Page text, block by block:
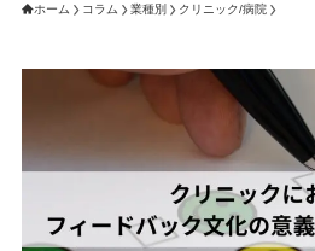
ホーム コラム 業種別 クリニック/病院